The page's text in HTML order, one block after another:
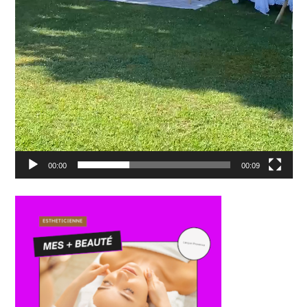
00:00 00:09